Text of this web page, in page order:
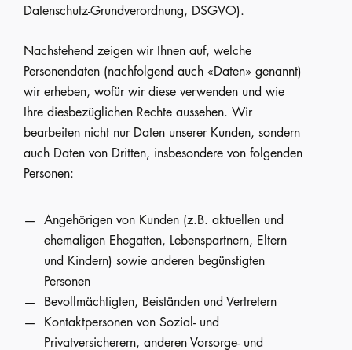
Datenschutz-Grundverordnung, DSGVO).
Nachstehend zeigen wir Ihnen auf, welche
Personendaten (nachfolgend auch «Daten» genannt)
wir erheben, wofür wir diese verwenden und wie
Ihre diesbezüglichen Rechte aussehen. Wir
bearbeiten nicht nur Daten unserer Kunden, sondern
auch Daten von Dritten, insbesondere von folgenden
Personen:
Angehörigen von Kunden (z.B. aktuellen und
ehemaligen Ehegatten, Lebenspartnern, Eltern
und Kindern) sowie anderen begünstigten
Personen
Bevollmächtigten, Beiständen und Vertretern
Kontaktpersonen von Sozial- und
Privatversicherern, anderen Vorsorge- und